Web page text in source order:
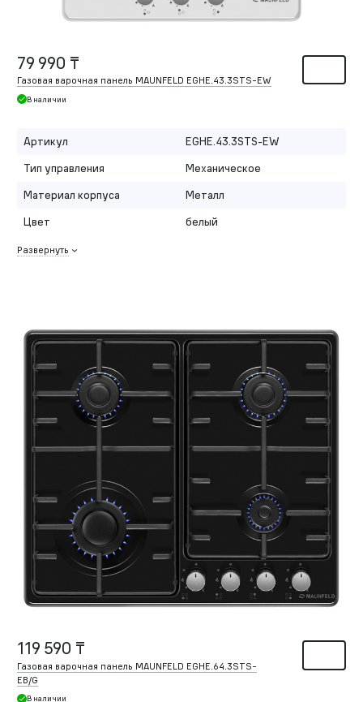
79 990 ₸
Газовая варочная панель MAUNFELD EGHE.43.3STS-EW
В наличии
Артикул
EGHE.43.3STS-EW
Тип управления
Механическое
Материал корпуса
Металл
Цвет
белый
Развернуть
119 590 ₸
Газовая варочная панель MAUNFELD EGHE.64.3STS-
EB/G
В наличии